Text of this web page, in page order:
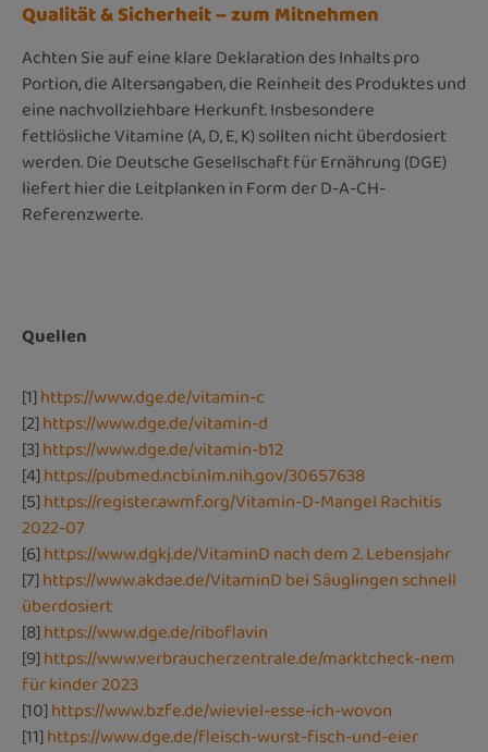
Qualität & Sicherheit – zum Mitnehmen
Achten Sie auf eine klare Deklaration des Inhalts pro
Portion, die Altersangaben, die Reinheit des Produktes und
eine nachvollziehbare Herkunft. Insbesondere
fettlösliche Vitamine (A, D, E, K) sollten nicht überdosiert
werden. Die Deutsche Gesellschaft für Ernährung (DGE)
liefert hier die Leitplanken in Form der D-A-CH-
Referenzwerte.
Quellen
[1]https://www.dge.de/vitamin-c
[2]https://www.dge.de/vitamin-d
[3]https://www.dge.de/vitamin-b12
[4]https://pubmed.ncbi.nlm.nih.gov/30657638
[5]https://register.awmf.org/Vitamin-D-Mangel Rachitis
2022-07
[6]https://www.dgkj.de/VitaminD nach dem 2. Lebensjahr
[7]https://www.akdae.de/VitaminD bei Säuglingen schnell
überdosiert
[8]https://www.dge.de/riboflavin
[9]https://www.verbraucherzentrale.de/marktcheck-nem
für kinder 2023
[10]https://www.bzfe.de/wieviel-esse-ich-wovon
[11]https://www.dge.de/fleisch-wurst-fisch-und-eier